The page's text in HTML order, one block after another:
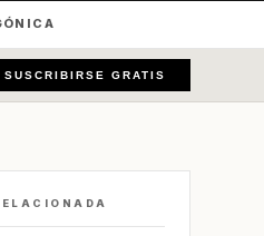
SUSCRIBIRSE GRATIS